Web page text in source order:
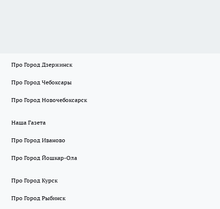
Про Город Дзержинск
Про Город Чебоксары
Про Город Новочебоксарск
Наша Газета
Про Город Иваново
Про Город Йошкар-Ола
Про Город Курск
Про Город Рыбинск